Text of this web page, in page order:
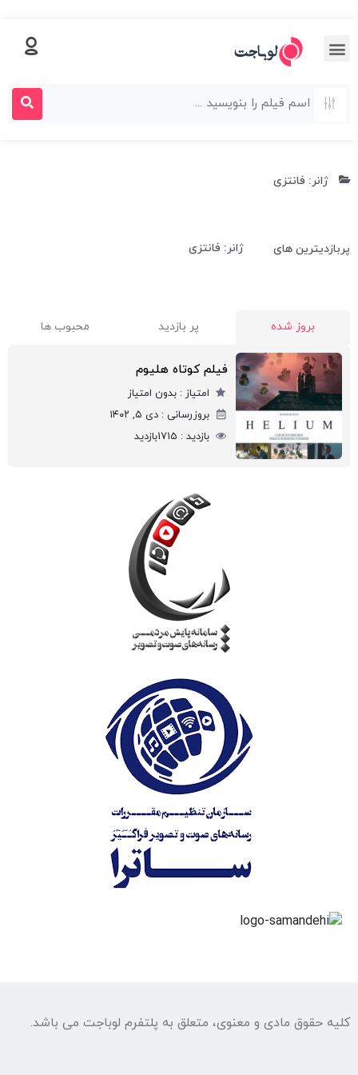
ژانر: فانتزی
پربازدیترین های ژانر: فانتزی
بروز شده پر بازدید محبوب ها
فیلم کوتاه هلیوم
امتیاز : بدون امتیاز
بروزرسانی : دی ۵, ۱۴۰۲
بازدید : 1715بازدید
کلیه حقوق مادی و معنوی، متعلق به پلتفرم لوباجت می باشد.